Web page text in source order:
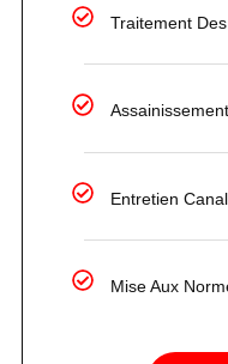
Traitement
Entretien
Mise Aux